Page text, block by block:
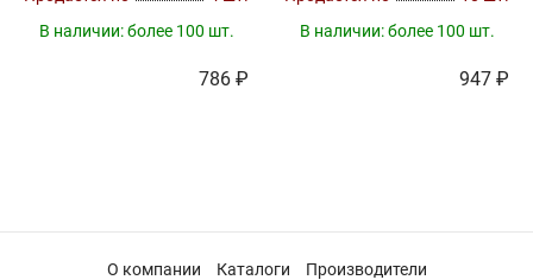
В наличии:более 100 шт.
786 ₽
В наличии:более 100 шт.
947 ₽
О компании Каталоги Производители